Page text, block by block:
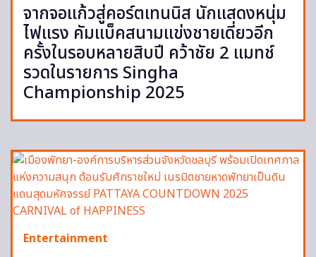
จากจอแก้วสู่คอร์ตเทนนิส นักแสดงหนุ่ม
ไฟแรง คัมแบ็คสนามแข่งชายเดี่ยวอีก
ครั้งในรอบหลายสิบปี คว้าชัย 2 แมทช์
รวดในรายการ Singha
Championship 2025
Entertainment